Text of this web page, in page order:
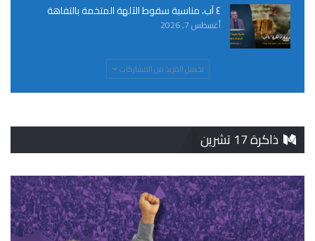
٤ آب، مناسبة سقوط الآلهة المتخمة بالتفاهة
أغسطس 7, 2026
تحميل المزيد من المشاركات
ذاكرة 17 تشرين